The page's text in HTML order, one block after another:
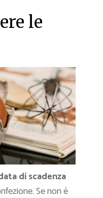
le
di scadenza
Se non è